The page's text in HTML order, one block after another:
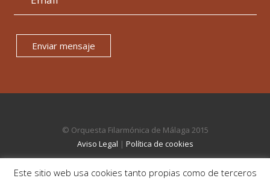
Enviar mensaje
© Orquesta Filarmónica de Málaga 2015
Aviso Legal | Política de cookies
Este sitio web usa cookies tanto propias como de terceros